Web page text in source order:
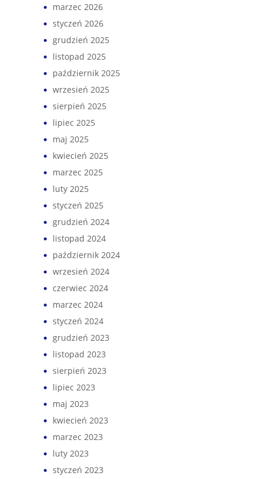
marzec 2026
styczeń 2026
grudzień 2025
listopad 2025
październik 2025
wrzesień 2025
sierpień 2025
lipiec 2025
maj 2025
kwiecień 2025
marzec 2025
luty 2025
styczeń 2025
grudzień 2024
listopad 2024
październik 2024
wrzesień 2024
czerwiec 2024
marzec 2024
styczeń 2024
grudzień 2023
listopad 2023
sierpień 2023
lipiec 2023
maj 2023
kwiecień 2023
marzec 2023
luty 2023
styczeń 2023